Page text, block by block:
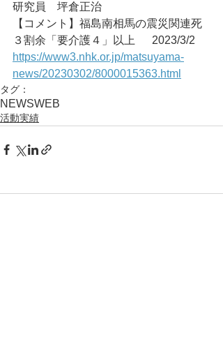
研究員　坪倉正治
【コメント】福島南相馬の震災関連死
３割余「要介護４」以上	2023/3/2
https://www3.nhk.or.jp/matsuyama-
news/20230302/8000015363.html
タグ：
NEWSWEB
活動実績